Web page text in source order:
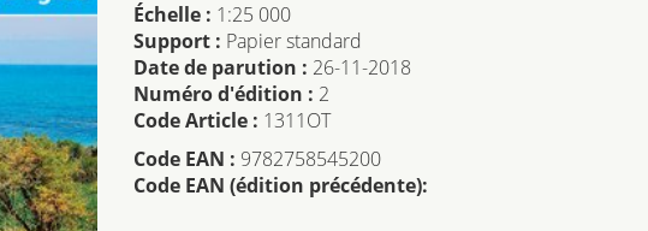
Échelle : 1:25 000
Support : Papier standard
Date de parution : 26-11-2018
Numéro d'édition : 2
Code Article : 1311OT
Code EAN : 9782758545200
Code EAN (édition précédente):